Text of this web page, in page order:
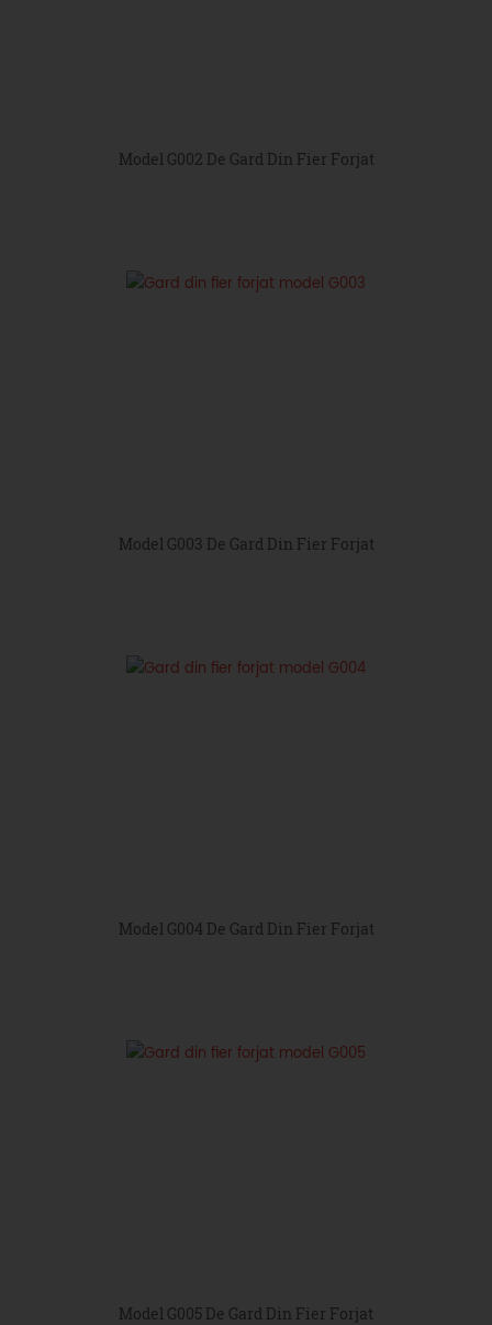
Model G002 De Gard Din Fier Forjat
Model G003 De Gard Din Fier Forjat
Model G004 De Gard Din Fier Forjat
Model G005 De Gard Din Fier Forjat